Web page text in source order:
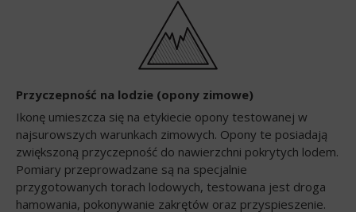
Przyczepność na lodzie (opony zimowe)
Ikonę umieszcza się na etykiecie opony testowanej w
najsurowszych warunkach zimowych. Opony te posiadają
zwiększoną przyczepność do nawierzchni pokrytych lodem.
Pomiary przeprowadzane są na specjalnie
przygotowanych torach lodowych, testowana jest droga
hamowania, pokonywanie zakrętów oraz przyspieszenie.